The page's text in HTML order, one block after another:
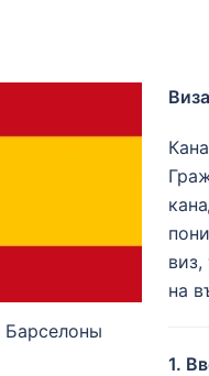
Барселоны
на
1.